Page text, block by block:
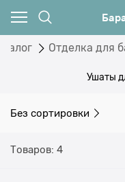
Отделка для
Ушаты
Без сортировки
Товаров: 4